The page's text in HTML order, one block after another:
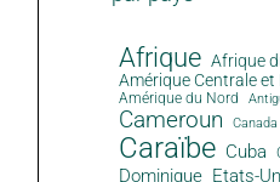
Afrique Afrique
Amérique Centrale et
Amérique du Nord
Cameroun Canada
Caraïbe Cuba
Dominique Etats-